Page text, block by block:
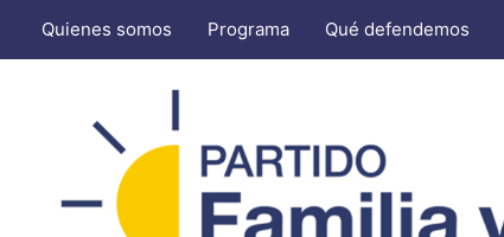
Quienes somos Programa Qué defendemos